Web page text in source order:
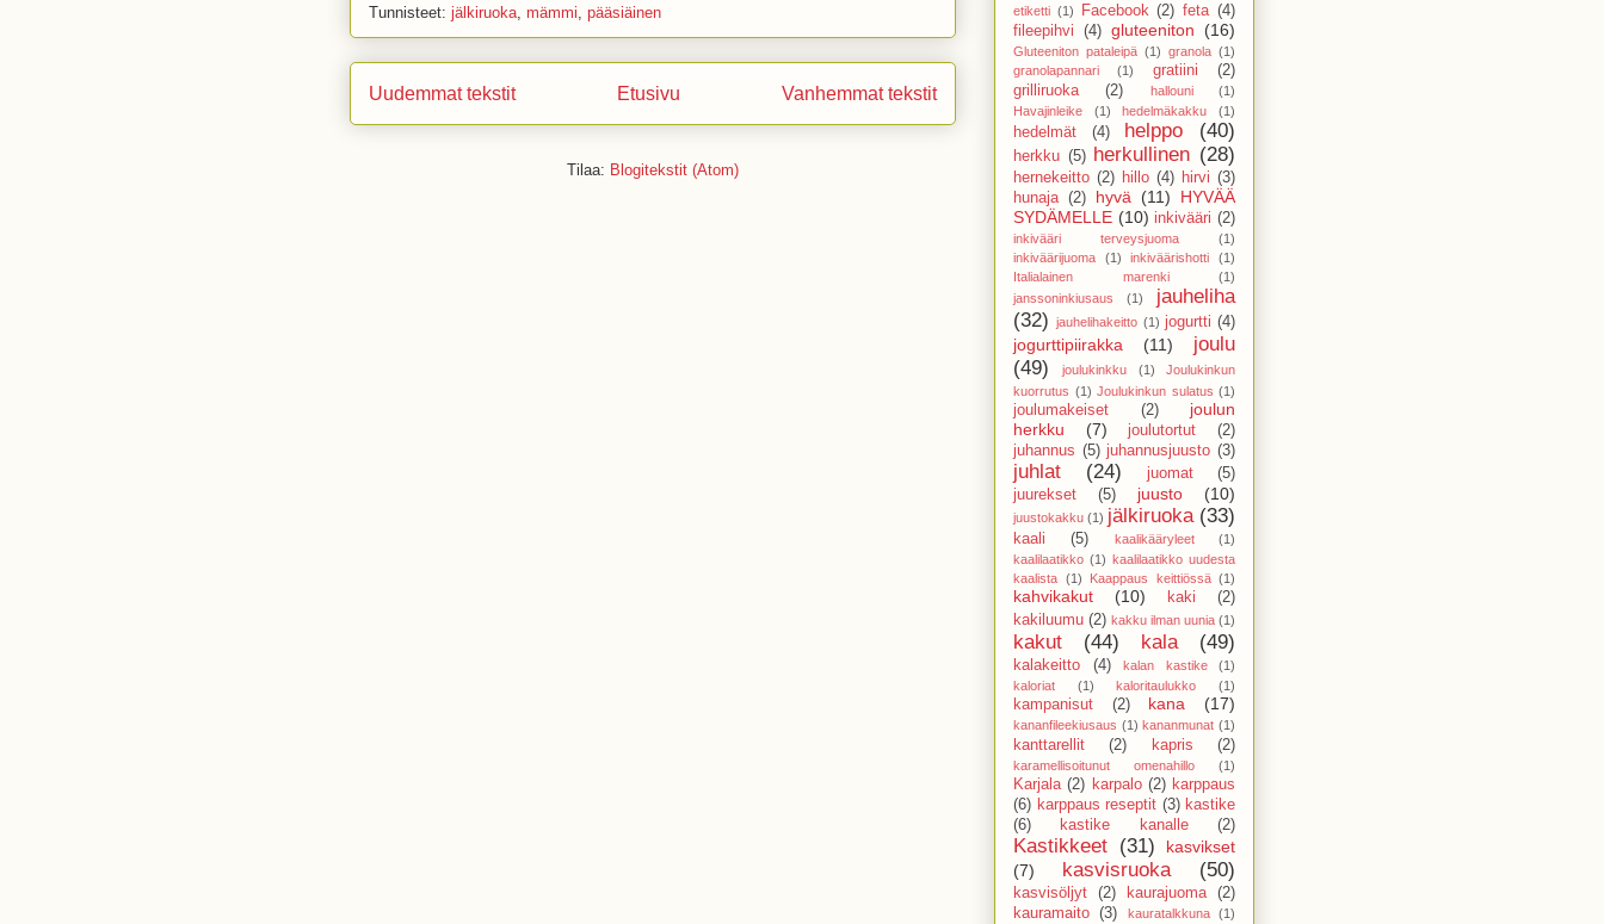
Tunnisteet: jälkiruoka, mämmi, pääsiäinen
Uudemmat tekstit Vanhemmat tekstit
Etusivu
Tilaa: Blogitekstit (Atom)
etiketti (1) Facebook (2) feta (4)
fileepihvi
(4) gluteeniton (16)
Gluteeniton pataleipä (1) granola (1)
granolapannari
(1) gratiini
(2)
grilliruoka
(2) hallouni
(1)
Havajinleike
(1) hedelmäkakku (1)
hedelmät (4) helppo (40)
herkku (5) herkullinen (28)
hernekeitto (2) hillo (4) hirvi (3)
hunaja (2) hyvä (11)
HYVÄÄ
SYDÄMELLE (10) inkivääri (2)
inkivääri terveysjuoma
(1)
inkiväärijuoma
(1) inkiväärishotti
(1)
Italialainen marenki
(1)
janssoninkiusaus
(1)
jauheliha
(32)
jauhelihakeitto (1) jogurtti (4)
jogurttipiirakka (11)
joulu
(49)
joulukinkku (1)
Joulukinkun
kuorrutus (1) Joulukinkun sulatus (1)
joulumakeiset (2)
joulun
herkku
(7) joulutortut
(2)
juhannus (5) juhannusjuusto (3)
juhlat (24) juomat
(5)
juurekset
(5) juusto (10)
juustokakku (1) jälkiruoka (33)
kaali (5) kaalikääryleet
(1)
kaalilaatikko (1) kaalilaatikko uudesta
kaalista (1) Kaappaus keittiössä (1)
kahvikakut (10) kaki
(2)
kakiluumu (2) kakku ilman uunia (1)
kakut (44) kala (49)
kalakeitto (4) kalan kastike
(1)
kaloriat
(1) kaloritaulukko (1)
kampanisut (2) kana (17)
kananfileekiusaus (1) kananmunat (1)
kanttarellit (2) kapris (2)
karamellisoitunut omenahillo (1)
Karjala (2) karpalo (2) karppaus
(6) karppaus reseptit (3) kastike
(6)
kastike kanalle (2)
Kastikkeet (31)
kasvikset
(7)
kasvisruoka (50)
kasvisöljyt (2) kaurajuoma
(2)
kauramaito (3) kauratalkkuna
(1)